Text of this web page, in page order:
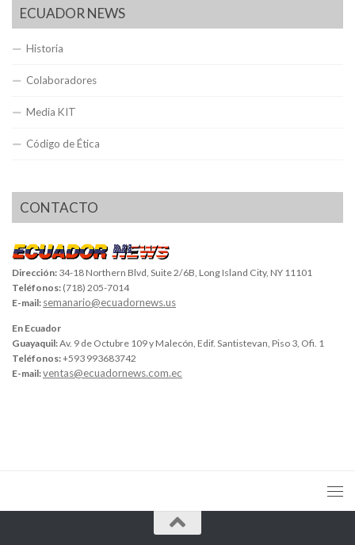
ECUADOR NEWS
Historia
Colaboradores
Media KIT
Código de Ética
CONTACTO
Dirección: 34-18 Northern Blvd, Suite 2/6B, Long Island City, NY 11101
Teléfonos: (718) 205-7014
E-mail: semanario@ecuadornews.us
En Ecuador
Guayaquil:Av. 9 de Octubre 109 y Malecón, Edif. Santistevan, Piso 3, Ofi. 1
Teléfonos:+593 993683742
E-mail:ventas@ecuadornews.com.ec